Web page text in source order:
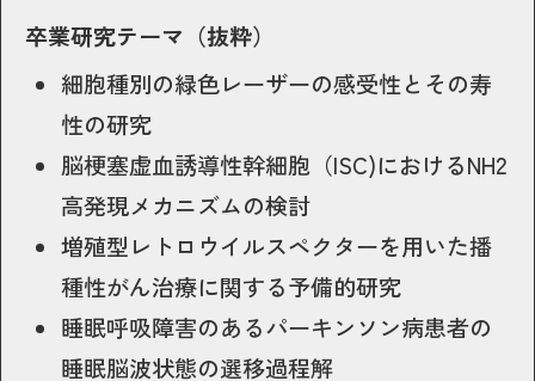
卒業研究テーマ（抜粋）
細胞種別の緑色レーザーの感受性とその寿
性の研究
脳梗塞虚血誘導性幹細胞（ISC)におけるNH2
高発現メカニズムの検討
増殖型レトロウイルスペクターを用いた播
種性がん治療に関する予備的研究
睡眠呼吸障害のあるパーキンソン病患者の
睡眠脳波状態の選移過程解